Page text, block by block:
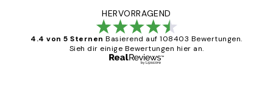
HERVORRAGEND
4.4 von 5 Sternen Basierend auf 108403 Bewertungen.
Sieh dir einige Bewertungen hier an.